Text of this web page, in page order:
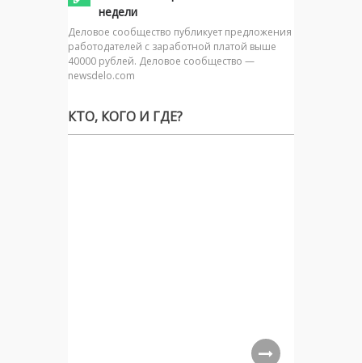
недели
Деловое сообщество публикует предложения
работодателей с заработной платой выше
40000 рублей. Деловое сообщество —
newsdelo.com
КТО, КОГО И ГДЕ?